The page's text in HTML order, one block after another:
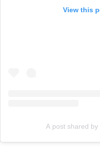
View this
A post shared